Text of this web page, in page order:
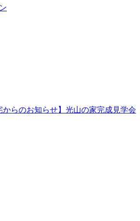
からのお知らせ】光山の家完成見学会